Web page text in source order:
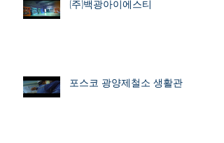
(주)백광아이에스티
포스코 광양제철소 생활관